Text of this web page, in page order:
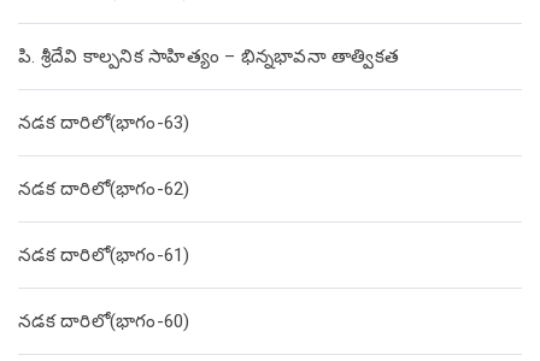
పి. శ్రీదేవి కాల్పనిక సాహిత్యం – భిన్నభావనా తాత్వికత
నడక దారిలో(భాగం-63)
నడక దారిలో(భాగం-62)
నడక దారిలో(భాగం-61)
నడక దారిలో(భాగం-60)